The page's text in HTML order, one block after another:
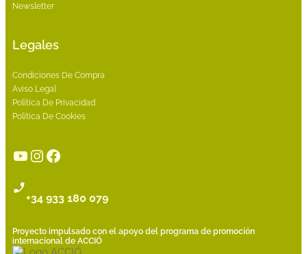
Newsletter
Legales
Condiciones De Compra
Aviso Legal
Política De Privacidad
Política De Cookies
YouTube
Instagram
Facebook
+34 933 180 079
Proyecto impulsado con el apoyo del programa de promoción
internacional de ACCIÓ